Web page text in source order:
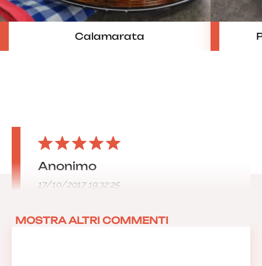
Calamarata
Anonimo
17/10/2017 19:32:25
MOSTRA ALTRI COMMENTI